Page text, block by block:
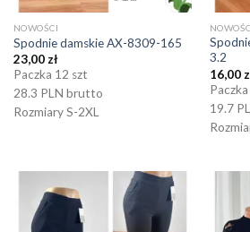
NOWOŚCI
Spodnie damskie AX-8309-165
23,00zł
Paczka 12 szt
28.3 PLN brutto
Rozmiary S-2XL
3.2
16,00
19.7